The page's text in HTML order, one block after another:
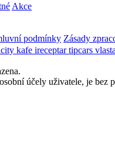
Akce
podmínky Zásady
kafe ireceptartipcars vlasta
účely uživatele, je